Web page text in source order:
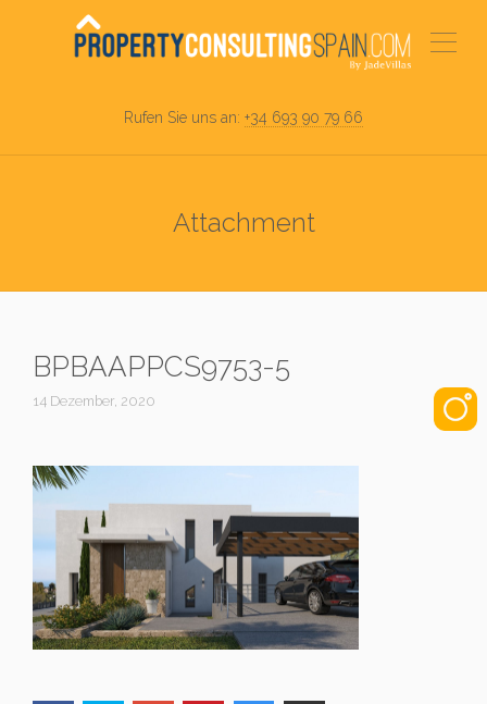
Rufen Sie uns an: +34 693 90 79 66
Attachment
BPBAAPPCS9753-5
14 Dezember, 2020